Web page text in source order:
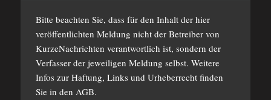
Bitte beachten Sie, dass für den Inhalt der hier
veröffentlichten Meldung nicht der Betreiber von
KurzeNachrichten verantwortlich ist, sondern der
Verfasser der jeweiligen Meldung selbst. Weitere
Infos zur Haftung, Links und Urheberrecht finden
Sie in den AGB.